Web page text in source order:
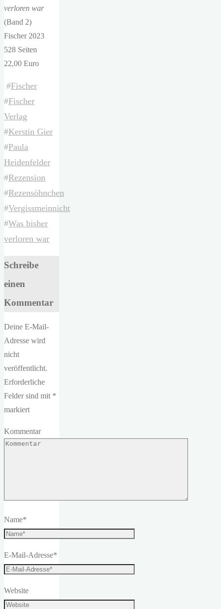
verloren war
(Band 2)
Fischer 2023
528 Seiten
22,00 Euro
#Fischer
#Fischer
Verlag
#Kerstin Gier
#Paula
Heidenfelder
#Rezension
#Rezensöhnchen
#Vergissmeinnicht
#Was bisher
verloren war
Schreibe
einen
Kommentar
Deine E-Mail-
Adresse wird
nicht
veröffentlicht.
Erforderliche
Felder sind mit *
markiert
Kommentar
Name*
E-Mail-Adresse*
Website